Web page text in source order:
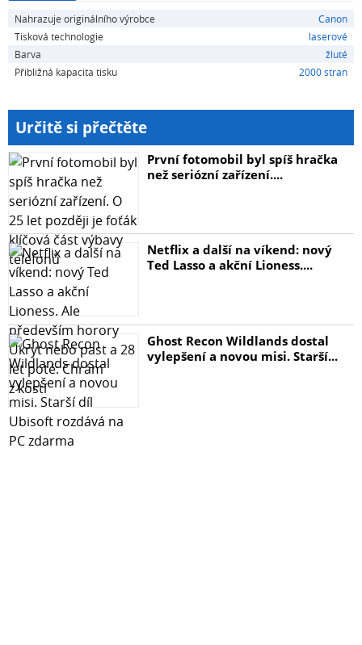
Nahrazuje originálního výrobce
Canon
Tisková technologie
laserové
Barva
žluté
Přibližná kapacita tisku
2000 stran
Určitě si přečtěte
První fotomobil byl spíš hračka
než seriózní zařízení....
Netflix a další na víkend: nový
Ted Lasso a akční Lioness....
Ghost Recon Wildlands dostal
vylepšení a novou misi. Starší...